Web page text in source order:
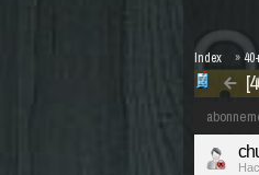
Index »